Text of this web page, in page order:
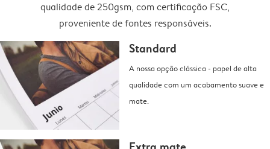
qualidade de 250gsm, com certificação FSC,
proveniente de fontes responsáveis.
Standard
A nossa opção clássica - papel de alta
qualidade com um acabamento suave e
mate.